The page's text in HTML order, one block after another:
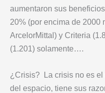
aumentaron sus
20% (por encima de 2000
ArcelorMittal) y Criteria
(1.201) solamente….
¿Crisis? La crisis no es el
del espacio, tiene sus